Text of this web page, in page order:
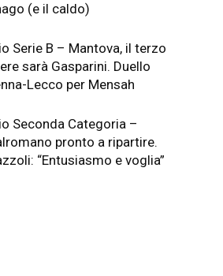
(e il caldo)
Serie B – Mantova, il terzo
sarà Gasparini. Duello
Lecco per Mensah
Seconda Categoria –
pronto a ripartire.
“Entusiasmo e voglia”